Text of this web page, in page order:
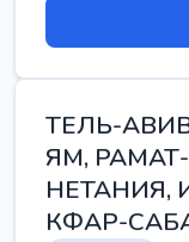
ТЕЛЬ-
ЯМ,
НЕТАНИЯ,
КФАР-